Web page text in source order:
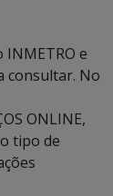
e
consultar. No
ONLINE,
tipo de